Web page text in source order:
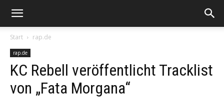
Start rap.de
rap.de
KC Rebell veröffentlicht Tracklist
von „Fata Morgana“